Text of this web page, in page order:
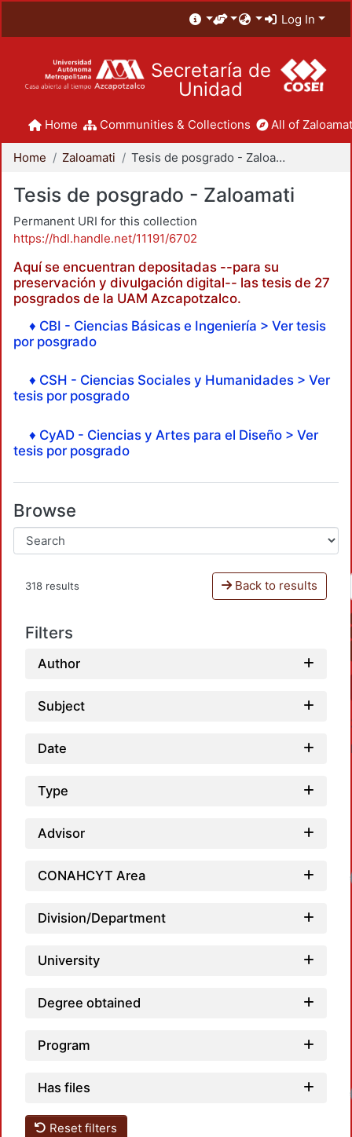
Log In
Secretaría de
Unidad
Home Communities & Collections All of
Home Zaloamati Tesis de posgrado - Zaloamati
Tesis de posgrado - Zaloamati
Permanent URI for this collection
https://hdl.handle.net/11191/6702
Aquí se encuentran depositadas --para su
preservación y divulgación digital-- las tesis de 27
posgrados de la UAM Azcapotzalco.
♦ CBI - Ciencias Básicas e Ingeniería > Ver tesis
por posgrado
♦ CSH - Ciencias Sociales y Humanidades > Ver
tesis por posgrado
♦ CyAD - Ciencias y Artes para el Diseño > Ver
tesis por posgrado
Browse
318 results Back to results
Filters
Author
Subject
Date
Type
Advisor
CONAHCYT Area
Division/Department
University
Degree obtained
Program
Has files
Reset filters